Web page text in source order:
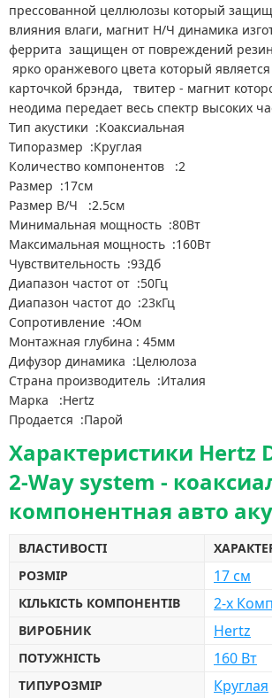
прессованной целлюлозы который
влияния влаги, магнит Н/Ч динамика
феррита защищен от повреждений
ярко оранжевого цвета который
карточкой брэнда, твитер - магнит
неодима передает весь спектр высоких
Тип акустики :Коаксиальная
Типоразмер :Круглая
Количество компонентов :2
Размер :17см
Размер В/Ч :2.5см
Минимальная мощность :80Вт
Максимальная мощность :160Вт
Чувствительность :93Дб
Диапазон частот от :50Гц
Диапазон частот до :23кГц
Сопротивление :4Ом
Монтажная глубина : 45мм
Дифузор динамика :Целюлоза
Страна производитель :Италия
Марка :Hertz
Продается :Парой
Характеристики Hertz
2-Way system -
компонентная авто
ВЛАСТИВОСТІ
РОЗМІР
17 см
КІЛЬКІСТЬ КОМПОНЕНТІВ 2-х
ВИРОБНИК Hertz
ПОТУЖНІСТЬ 160 Вт
ТИПУРОЗМІР Круглая